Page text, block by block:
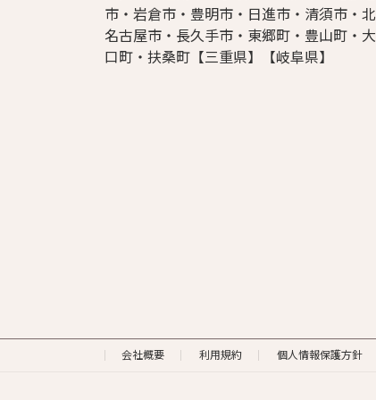
市・岩倉市・豊明市・日進市・清須市・北
名古屋市・長久手市・東郷町・豊山町・大
口町・扶桑町【三重県】【岐阜県】
会社概要 利用規約 個人情報保護方針